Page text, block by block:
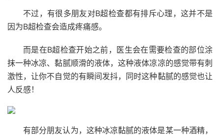
不过，有很多朋友对B超检查都有排斥心理，这并不是
因为B超检查会造成疼痛感。
而是在B超检查开始之前，医生会在需要检查的部位涂
抹一种冰凉、黏腻顺滑的液体，这种液体凉凉的感觉带有刺
激性，让你不自觉的有瞬间发抖，同时这种黏腻的感觉也让
人反感！
有部分朋友认为，这种冰凉黏腻的液体是某一种酒精，